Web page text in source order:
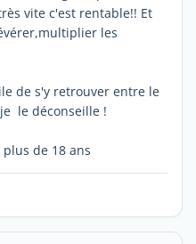
vite c'est rentable!! Et
les
de s'y retrouver entre le
le déconseille !
de 18 ans